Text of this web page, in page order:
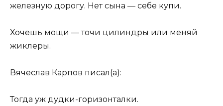
железную дорогу. Нет сына — себе купи.
Хочешь мощи — точи цилиндры или меняй
жиклеры.
Вячеслав Карпов писал(а):
Тогда уж дудки-горизонталки.